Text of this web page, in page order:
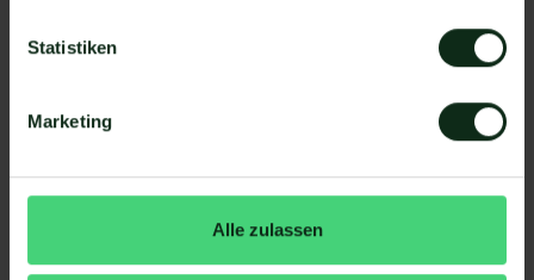
Statistiken
Marketing
Alle zulassen
Schritt 2: Eine der Apps (Colligso MailIn oder
hinzufügen.
Schritt 4: Die Handlung, die ausgeführt werden
soll, exakt definieren (z.B. WhatsApp
Nachrichtenvorlage mit hellomateo versenden).
Fertig! So schnell ersparen Sie sich mit